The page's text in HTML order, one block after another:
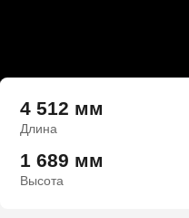
4 512 мм
Длина
1 689 мм
Высота